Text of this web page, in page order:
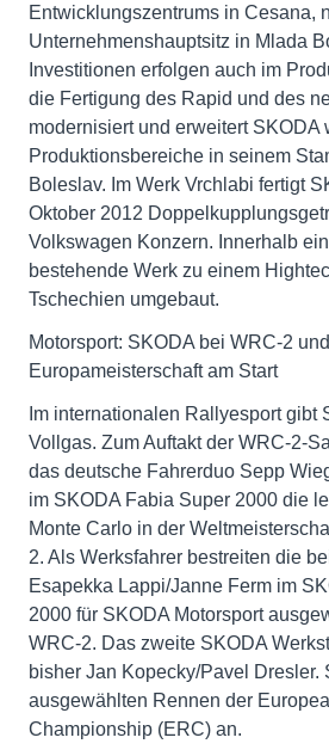
Entwicklungszentrums in Cesana,
Unternehmenshauptsitz in Mlada
Investitionen erfolgen auch im
die Fertigung des Rapid und des
modernisiert und erweitert SKODA
Produktionsbereiche in seinem
Boleslav. Im Werk Vrchlabi fertigt
Oktober 2012
Volkswagen Konzern. Innerhalb
bestehende Werk zu einem
Tschechien umgebaut.
Motorsport: SKODA bei WRC-2
Europameisterschaft am Start
Im internationalen Rallyesport gibt
Vollgas. Zum Auftakt der WRC-2-
das deutsche Fahrerduo Sepp
im SKODA Fabia Super 2000 die
Monte Carlo in der
2. Als Werksfahrer bestreiten die
Esapekka Lappi/Janne Ferm im
2000 für SKODA Motorsport
WRC-2. Das zweite SKODA
bisher Jan Kopecky/Pavel Dresler.
ausgewählten Rennen der
Championship (ERC) an.